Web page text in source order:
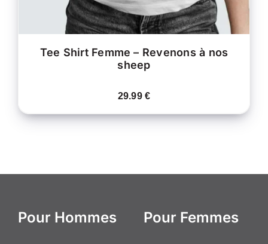
LA
PAGE
DU
Tee Shirt Femme – Revenons à nos
sheep
29.99€
Pour Hommes Pour Femmes